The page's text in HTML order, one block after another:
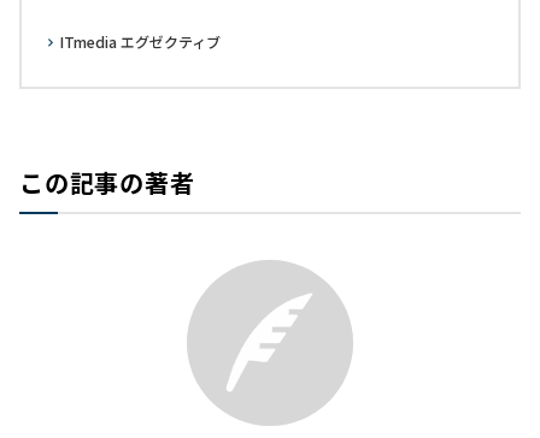
ITmedia エグゼクティブ
この記事の著者